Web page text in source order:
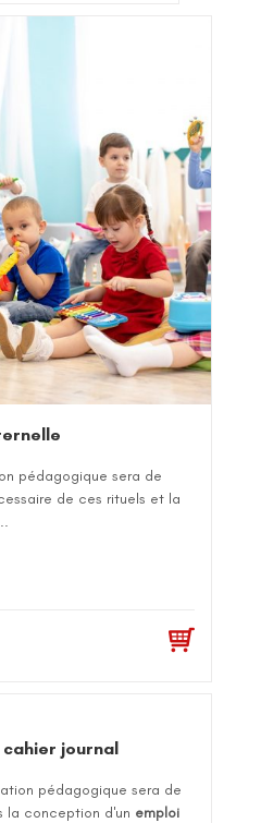
pédagogique sera de
de ces rituels et la
cahier journal
pédagogique sera de
la conception d'un emploi